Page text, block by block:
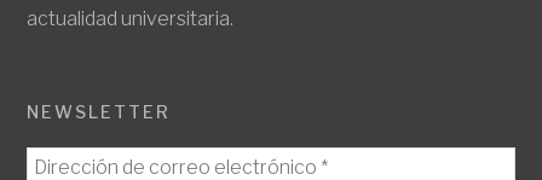
actualidad universitaria.
NEWSLETTER